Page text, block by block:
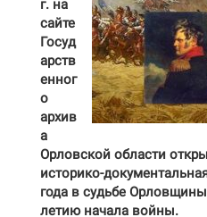
г. на
сайте
Госуд
арств
енног
о
архив
а
Орловской области
историко-
года в судьбе
летию начала войны.